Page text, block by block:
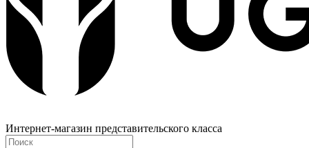
Интернет-магазин представительского класса